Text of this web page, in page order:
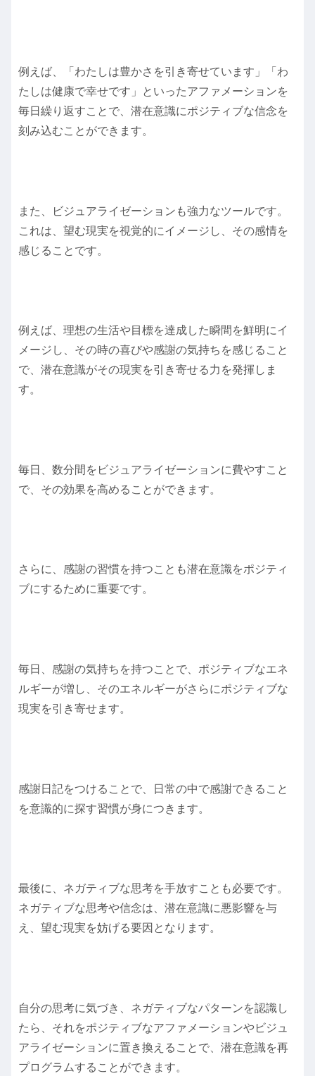
例えば、「わたしは豊かさを引き寄せています」「わ
たしは健康で幸せです」といったアファメーションを
毎日繰り返すことで、潜在意識にポジティブな信念を
刻み込むことができます。
また、ビジュアライゼーションも強力なツールです。
これは、望む現実を視覚的にイメージし、その感情を
感じることです。
例えば、理想の生活や目標を達成した瞬間を鮮明にイ
メージし、その時の喜びや感謝の気持ちを感じること
で、潜在意識がその現実を引き寄せる力を発揮しま
す。
毎日、数分間をビジュアライゼーションに費やすこと
で、その効果を高めることができます。
さらに、感謝の習慣を持つことも潜在意識をポジティ
ブにするために重要です。
毎日、感謝の気持ちを持つことで、ポジティブなエネ
ルギーが増し、そのエネルギーがさらにポジティブな
現実を引き寄せます。
感謝日記をつけることで、日常の中で感謝できること
を意識的に探す習慣が身につきます。
最後に、ネガティブな思考を手放すことも必要です。
ネガティブな思考や信念は、潜在意識に悪影響を与
え、望む現実を妨げる要因となります。
自分の思考に気づき、ネガティブなパターンを認識し
たら、それをポジティブなアファメーションやビジュ
アライゼーションに置き換えることで、潜在意識を再
プログラムすることができます。